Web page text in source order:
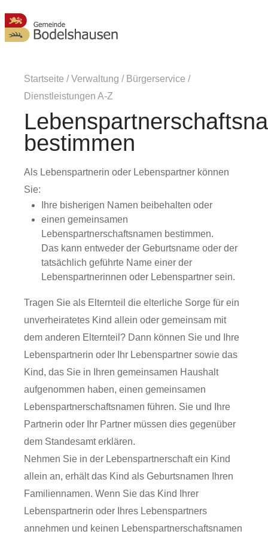
Startseite /Verwaltung / Bürgerservice /
Dienstleistungen A-Z
bestimmen
Als Lebenspartnerin oder Lebenspartner können
Sie:
Ihre bisherigen Namen beibehalten oder
einen gemeinsamen
Lebenspartnerschaftsnamen bestimmen.
Das kann entweder der Geburtsname oder der
tatsächlich geführte Name einer der
Lebenspartnerinnen oder Lebenspartner sein.
Tragen Sie als Elternteil die elterliche Sorge für ein
unverheiratetes Kind allein oder gemeinsam mit
dem anderen Elternteil? Dann können Sie und Ihre
Lebenspartnerin oder Ihr Lebenspartner sowie das
Kind, das Sie in Ihren gemeinsamen Haushalt
aufgenommen haben, einen gemeinsamen
Lebenspartnerschaftsnamen führen. Sie und Ihre
Partnerin oder Ihr Partner müssen dies gegenüber
dem Standesamt erklären.
Nehmen Sie in der Lebenspartnerschaft ein Kind
allein an, erhält das Kind als Geburtsnamen Ihren
Familiennamen. Wenn Sie das Kind Ihrer
Lebenspartnerin oder Ihres Lebenspartners
annehmen und keinen Lebenspartnerschaftsnamen